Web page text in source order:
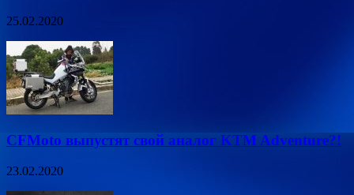
25.02.2020
CFMoto выпустят свой аналог KTM Adventure?!
23.02.2020